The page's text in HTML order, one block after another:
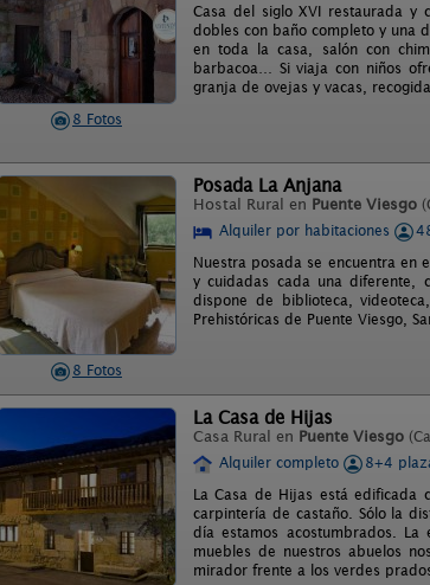
8 Fotos
Casa del siglo XVI restaurada y
dobles con baño completo y una
en toda la casa, salón con
barbacoa… Si viaja con niños
granja de ovejas y vacas,
8 Fotos
Posada La Anjana
Hostal Rural en Puente Viesgo
Alquiler por habitaciones
Nuestra posada se encuentra en
y cuidadas cada una diferente,
dispone de biblioteca,
Prehistóricas de Puente Viesgo,
La Casa de Hijas
Casa Rural en Puente Viesgo
Alquiler completo
8+4
La Casa de Hijas está
carpintería de castaño. Sólo la
día estamos acostumbrados.
muebles de nuestros abuelos
mirador frente a los verdes